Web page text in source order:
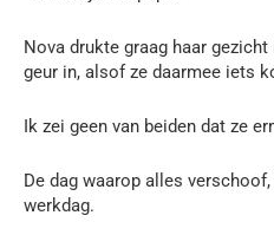
Nova drukte graag haar
geur in, alsof ze daarmee iets
Ik zei geen van beiden dat ze
De dag waarop alles
werkdag.